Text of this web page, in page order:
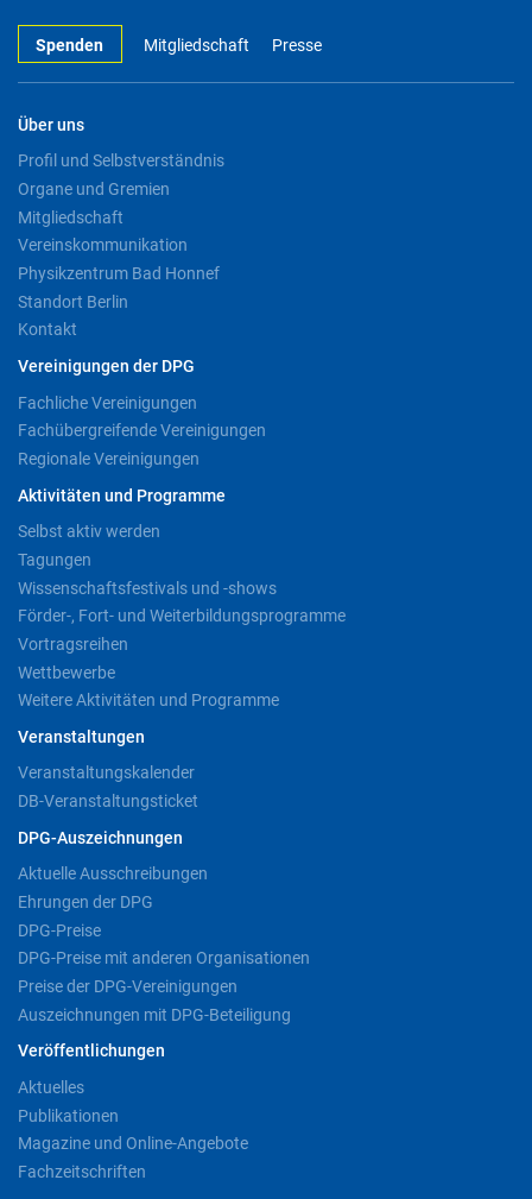
Spenden Mitgliedschaft Presse
Über uns
Profil und Selbstverständnis
Organe und Gremien
Mitgliedschaft
Vereinskommunikation
Physikzentrum Bad Honnef
Standort Berlin
Kontakt
Vereinigungen der DPG
Fachliche Vereinigungen
Fachübergreifende Vereinigungen
Regionale Vereinigungen
Aktivitäten und Programme
Selbst aktiv werden
Tagungen
Wissenschaftsfestivals und -shows
Förder-, Fort- und Weiterbildungsprogramme
Vortragsreihen
Wettbewerbe
Weitere Aktivitäten und Programme
Veranstaltungen
Veranstaltungskalender
DB-Veranstaltungsticket
DPG-Auszeichnungen
Aktuelle Ausschreibungen
Ehrungen der DPG
DPG-Preise
DPG-Preise mit anderen Organisationen
Preise der DPG-Vereinigungen
Auszeichnungen mit DPG-Beteiligung
Veröffentlichungen
Aktuelles
Publikationen
Magazine und Online-Angebote
Fachzeitschriften